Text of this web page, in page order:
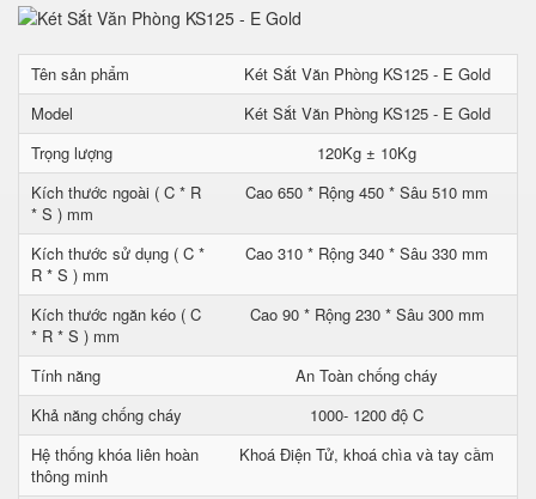
Tên sản phẩm
Két Sắt Văn Phòng KS125 - E Gold
Model
Két Sắt Văn Phòng KS125 - E Gold
Trọng lượng
120Kg ± 10Kg
Kích thước ngoài ( C * R
* S ) mm
Cao 650 * Rộng 450 * Sâu 510 mm
Kích thước sử dụng ( C *
R * S ) mm
Cao 310 * Rộng 340 * Sâu 330 mm
Kích thước ngăn kéo ( C
* R * S ) mm
Cao 90 * Rộng 230 * Sâu 300 mm
Tính năng
An Toàn chống cháy
Khả năng chống cháy
1000- 1200 độ C
Hệ thống khóa liên hoàn
thông minh
Khoá Điện Tử, khoá chìa và tay cầm